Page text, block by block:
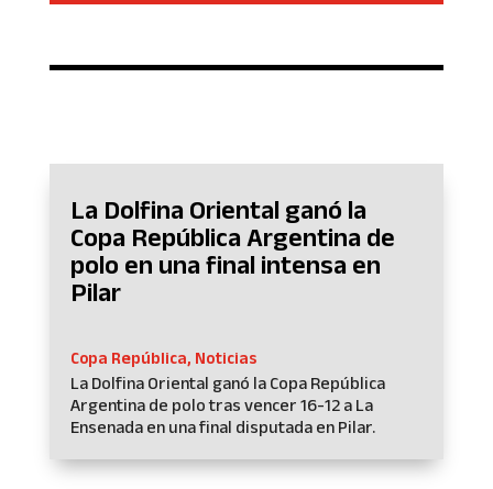
La Dolfina Oriental ganó la
Copa República Argentina de
polo en una final intensa en
Pilar
Copa República, Noticias
La Dolfina Oriental ganó la Copa República
Argentina de polo tras vencer 16-12 a La
Ensenada en una final disputada en Pilar.